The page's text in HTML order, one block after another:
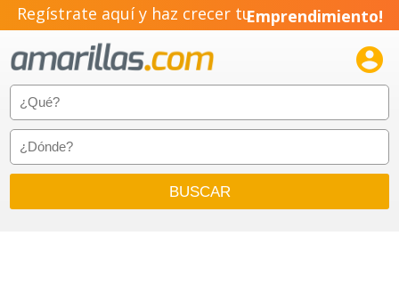
Regístrate aquí y haz crecer tuEmprendimiento!
